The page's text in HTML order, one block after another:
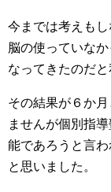
今までは考えも
脳の使っていな
なってきたのだと
その結果が６か
ませんが個別指
能であろうと言
と思いました。